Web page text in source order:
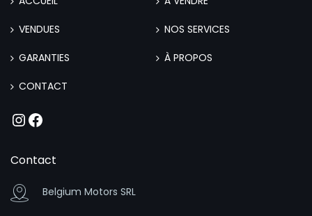
VENDUES NOS SERVICES
GARANTIES À PROPOS
CONTACT
Instagram
Facebook
Contact
Belgium Motors SRL